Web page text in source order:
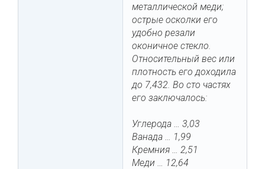
металлической меди;
острые осколки его
удобно резали
оконичное стекло.
Относительный вес или
плотность его доходила
до 7,432. Во сто частях
его заключалось:
Углерода … 3,03
Ванада … 1,99
Кремния … 2,51
Меди … 12,64